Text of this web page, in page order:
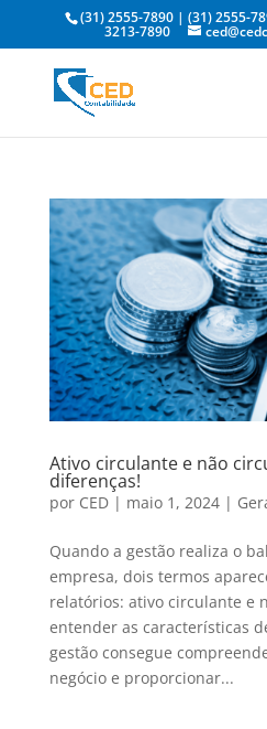
(31) 2555-7890| (31) 2555-
3213-7890
Ativo circulante e não
diferenças!
por CED| maio 1, 2024|
Quando a gestão realiza o
empresa, dois termos
relatórios: ativo circulante e
entender as características
gestão consegue
negócio e proporcionar...